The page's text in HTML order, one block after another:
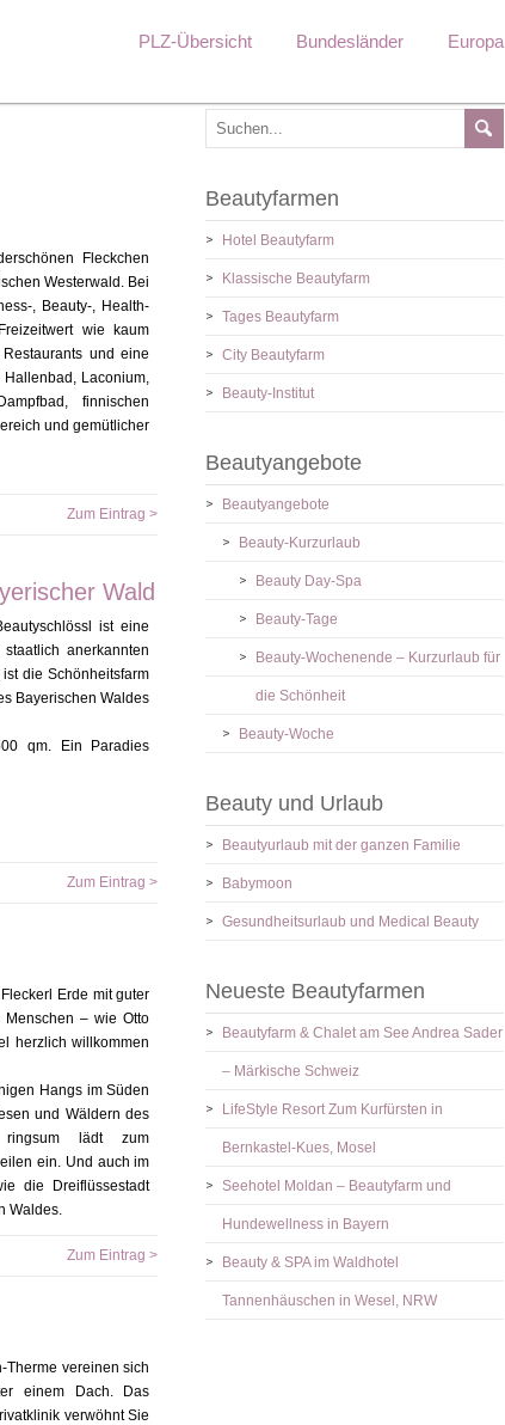
PLZ-Übersicht Bundesländer Europa
Fleckchen
Westerwald. Bei
, Beauty-, Health-
wie kaum
und eine
Laconium,
finnischen
und gemütlicher
Zum Eintrag >
Wald
ist eine
anerkannten
die Schönheitsfarm
Bayerischen Waldes
qm. Ein Paradies
Zum Eintrag >
Erde mit guter
Menschen – wie Otto
herzlich willkommen
Hangs im Süden
und Wäldern des
ringsum lädt zum
ein. Und auch im
die Dreiflüssestadt
Waldes.
Zum Eintrag >
Therme vereinen sich
einem Dach. Das
verwöhnt Sie
Beautyfarmen
Hotel Beautyfarm
Klassische Beautyfarm
Tages Beautyfarm
City Beautyfarm
Beauty-Institut
Beautyangebote
Beautyangebote
Beauty-Kurzurlaub
Beauty Day-Spa
Beauty-Tage
Beauty-Wochenende – Kurzurlaub für
die Schönheit
Beauty-Woche
Beauty und Urlaub
Beautyurlaub mit der ganzen Familie
Babymoon
Gesundheitsurlaub und Medical Beauty
Neueste Beautyfarmen
Beautyfarm & Chalet am See Andrea Sader
– Märkische Schweiz
LifeStyle Resort Zum Kurfürsten in
Bernkastel-Kues, Mosel
Seehotel Moldan – Beautyfarm und
Hundewellness in Bayern
Beauty & SPA im Waldhotel
Tannenhäuschen in Wesel, NRW